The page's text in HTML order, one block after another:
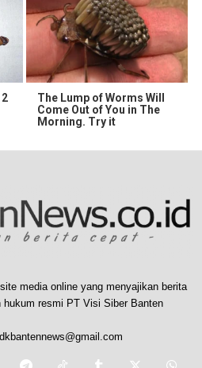
The Lump of Worms Will
Come Out of You in The
Morning. Try it
media online yang menyajikan berita
hukum resmi PT Visi Siber Banten